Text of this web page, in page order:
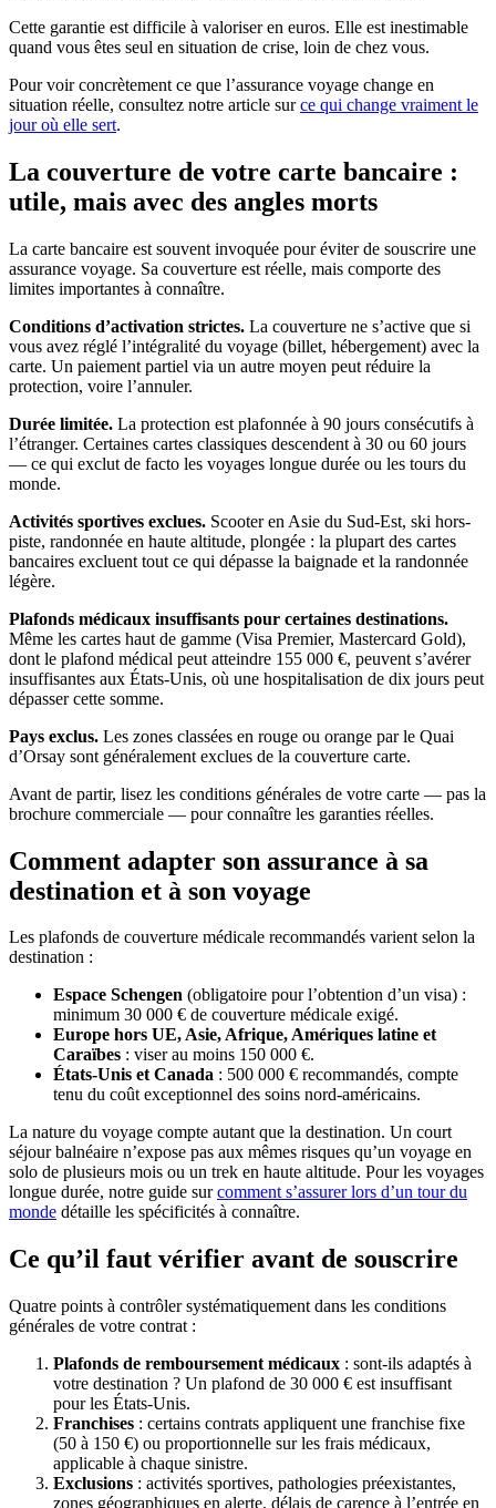
Cette garantie est difficile à valoriser en euros. Elle est inestimable
quand vous êtes seul en situation de crise, loin de chez vous.
Pour voir concrètement ce que l’assurance voyage change en
situation réelle, consultez notre article surce qui change vraiment le
jour où elle sert.
La couverture de votre carte bancaire :
utile, mais avec des angles morts
La carte bancaire est souvent invoquée pour éviter de souscrire une
assurance voyage. Sa couverture est réelle, mais comporte des
limites importantes à connaître.
Conditions d’activation strictes. La couverture ne s’active que si
vous avez réglé l’intégralité du voyage (billet, hébergement) avec la
carte. Un paiement partiel via un autre moyen peut réduire la
protection, voire l’annuler.
Durée limitée. La protection est plafonnée à 90 jours consécutifs à
l’étranger. Certaines cartes classiques descendent à 30 ou 60 jours
— ce qui exclut de facto les voyages longue durée ou les tours du
monde.
Activités sportives exclues. Scooter en Asie du Sud-Est, ski hors-
piste, randonnée en haute altitude, plongée : la plupart des cartes
bancaires excluent tout ce qui dépasse la baignade et la randonnée
légère.
Plafonds médicaux insuffisants pour certaines destinations.
Même les cartes haut de gamme (Visa Premier, Mastercard Gold),
dont le plafond médical peut atteindre 155 000 €, peuvent s’avérer
insuffisantes aux États-Unis, où une hospitalisation de dix jours peut
dépasser cette somme.
Pays exclus. Les zones classées en rouge ou orange par le Quai
d’Orsay sont généralement exclues de la couverture carte.
Avant de partir, lisez les conditions générales de votre carte — pas la
brochure commerciale — pour connaître les garanties réelles.
Comment adapter son assurance à sa
destination et à son voyage
Les plafonds de couverture médicale recommandés varient selon la
destination :
Espace Schengen (obligatoire pour l’obtention d’un visa) :
minimum 30 000 € de couverture médicale exigé.
Europe hors UE, Asie, Afrique, Amériques latine et
Caraïbes : viser au moins 150 000 €.
États-Unis et Canada : 500 000 € recommandés, compte
tenu du coût exceptionnel des soins nord-américains.
La nature du voyage compte autant que la destination. Un court
séjour balnéaire n’expose pas aux mêmes risques qu’un voyage en
solo de plusieurs mois ou un trek en haute altitude. Pour les voyages
longue durée, notre guide surcomment s’assurer lors d’un tour du
monde détaille les spécificités à connaître.
Ce qu’il faut vérifier avant de souscrire
Quatre points à contrôler systématiquement dans les conditions
générales de votre contrat :
Plafonds de remboursement médicaux : sont-ils adaptés à
votre destination ? Un plafond de 30 000 € est insuffisant
pour les États-Unis.
Franchises : certains contrats appliquent une franchise fixe
(50 à 150 €) ou proportionnelle sur les frais médicaux,
applicable à chaque sinistre.
Exclusions : activités sportives, pathologies préexistantes,
zones géographiques en alerte, délais de carence à l’entrée en